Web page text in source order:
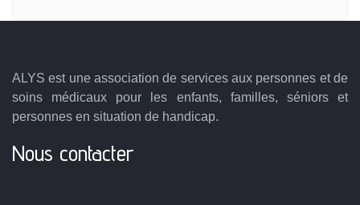
ALYS est une association de services aux personnes et de
soins médicaux pour les enfants, familles, séniors et
personnes en situation de handicap.
Nous contacter